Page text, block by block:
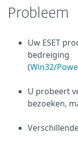
Probleem
Uw ESET
bedreiging
(Win32/
U probeert
bezoeken,